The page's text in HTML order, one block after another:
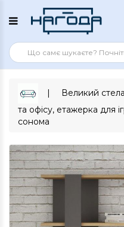
Великий
та офісу, етажерка для
сонома